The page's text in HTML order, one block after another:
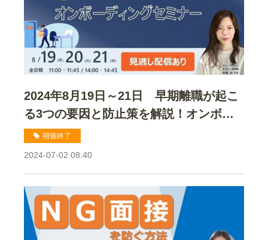
2024年8月19日～21日 早期離職が起こ
る3つの要因と防止策を解説！オンボー
ディングセミナー
開催終了
2024-07-02 08:40